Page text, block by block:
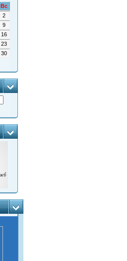
Вс
2
9
16
23
30